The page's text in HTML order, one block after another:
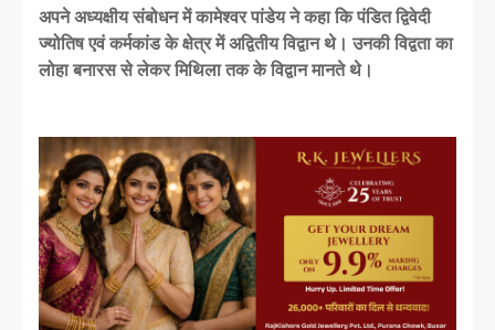
अपने अध्यक्षीय संबोधन में कामेश्वर पांडेय ने कहा कि पंडित द्विवेदी
ज्योतिष एवं कर्मकांड के क्षेत्र में अद्वितीय विद्वान थे। उनकी विद्वता का
लोहा बनारस से लेकर मिथिला तक के विद्वान मानते थे।